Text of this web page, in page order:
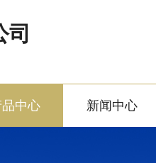
司
品中心 新闻中心